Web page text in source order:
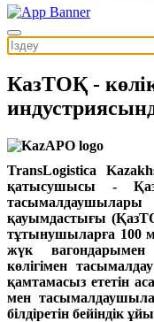
КазТОҚ -
TransLogistica
қатысушысы -
қауымдастығы
тұтынушыларға 100
жүк
көлігімен
қамтамасыз ететін
мен
білдіретін бейіндік